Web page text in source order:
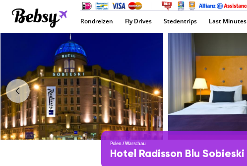
Rondreizen Fly Drives Stedentrips Last Minutes
Polen/Warschau
Hotel Radisson Blu Sobieski